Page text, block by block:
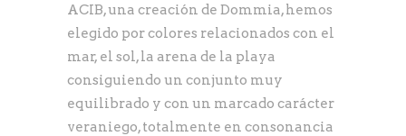
ACIB, una creación de Dommia, hemos
elegido por colores relacionados con el
mar, el sol, la arena de la playa
consiguiendo un conjunto muy
equilibrado y con un marcado carácter
veraniego, totalmente en consonancia